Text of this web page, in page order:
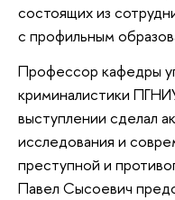
состоящих из
с профильным
Профессор кафедры
криминалистики
выступлении сделал
исследования и
преступной и
Павел Сысоевич